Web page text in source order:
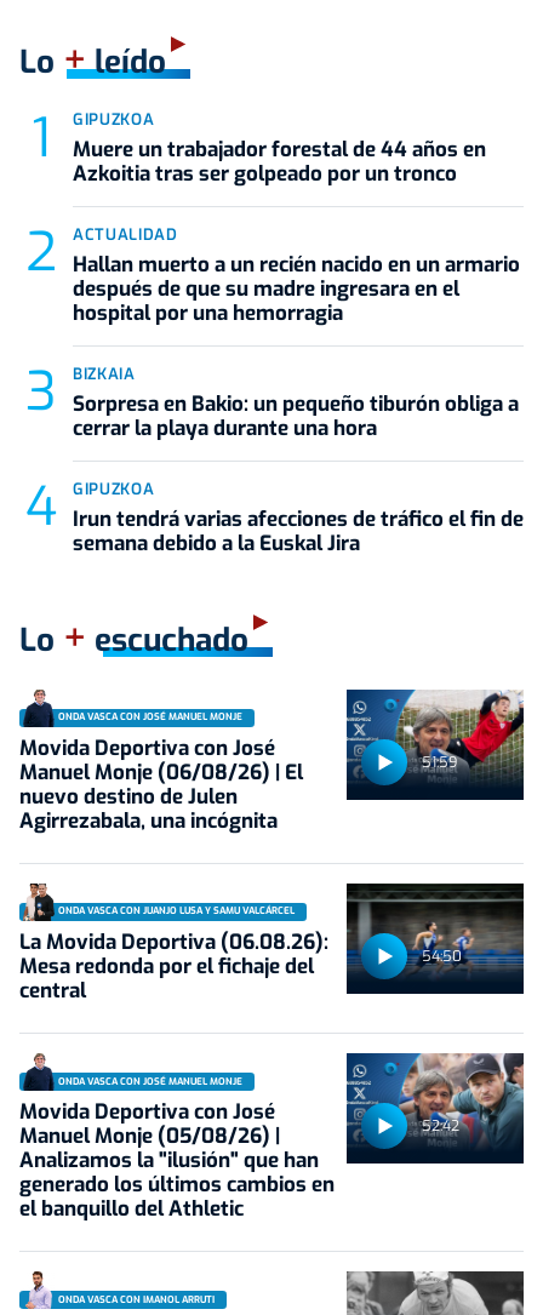
Lo +leído
GIPUZKOA
Muere un trabajador forestal de 44 años en
Azkoitia tras ser golpeado por un tronco
ACTUALIDAD
Hallan muerto a un recién nacido en un armario
después de que su madre ingresara en el
hospital por una hemorragia
BIZKAIA
Sorpresa en Bakio: un pequeño tiburón obliga a
cerrar la playa durante una hora
GIPUZKOA
Irun tendrá varias afecciones de tráfico el fin de
semana debido a la Euskal Jira
Lo + escuchado
51:59
ONDA VASCA CON JOSÉ MANUEL MONJE
Movida Deportiva con José
Manuel Monje (06/08/26) | El
nuevo destino de Julen
Agirrezabala, una incógnita
54:50
ONDA VASCA CON JUANJO LUSA Y SAMU VALCÁRCEL
La Movida Deportiva (06.08.26):
Mesa redonda por el fichaje del
central
52:42
ONDA VASCA CON JOSÉ MANUEL MONJE
Movida Deportiva con José
Manuel Monje (05/08/26) |
Analizamos la "ilusión" que han
generado los últimos cambios en
el banquillo del Athletic
ONDA VASCA CON IMANOL ARRUTI